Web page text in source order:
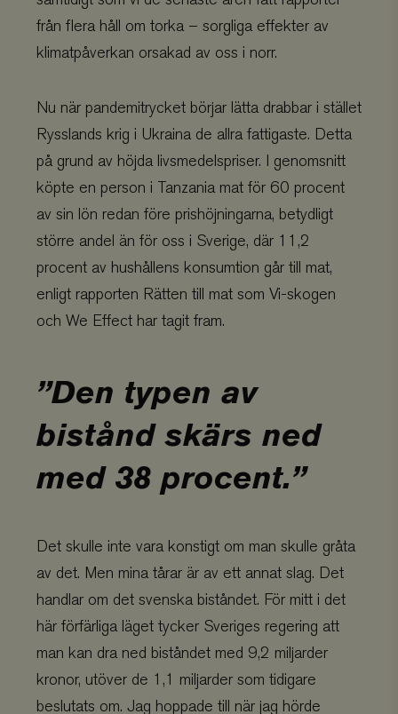
från flera håll om torka – sorgliga effekter av
klimatpåverkan orsakad av oss i norr.
Nu när pandemitrycket börjar lätta drabbar i stället
Rysslands krig i Ukraina de allra fattigaste. Detta
på grund av höjda livsmedelspriser. I genomsnitt
köpte en person i Tanzania mat för 60 procent
av sin lön redan före prishöjningarna, betydligt
större andel än för oss i Sverige, där 11,2
procent av hushållens konsumtion går till mat,
enligt rapporten Rätten till mat som Vi-skogen
och We Effect har tagit fram.
Den typen av
bistånd skärs ned
med 38 procent.
Det skulle inte vara konstigt om man skulle gråta
av det. Men mina tårar är av ett annat slag. Det
handlar om det svenska biståndet. För mitt i det
här förfärliga läget tycker Sveriges regering att
man kan dra ned biståndet med 9,2 miljarder
kronor, utöver de 1,1 miljarder som tidigare
beslutats om. Jag hoppade till när jag hörde